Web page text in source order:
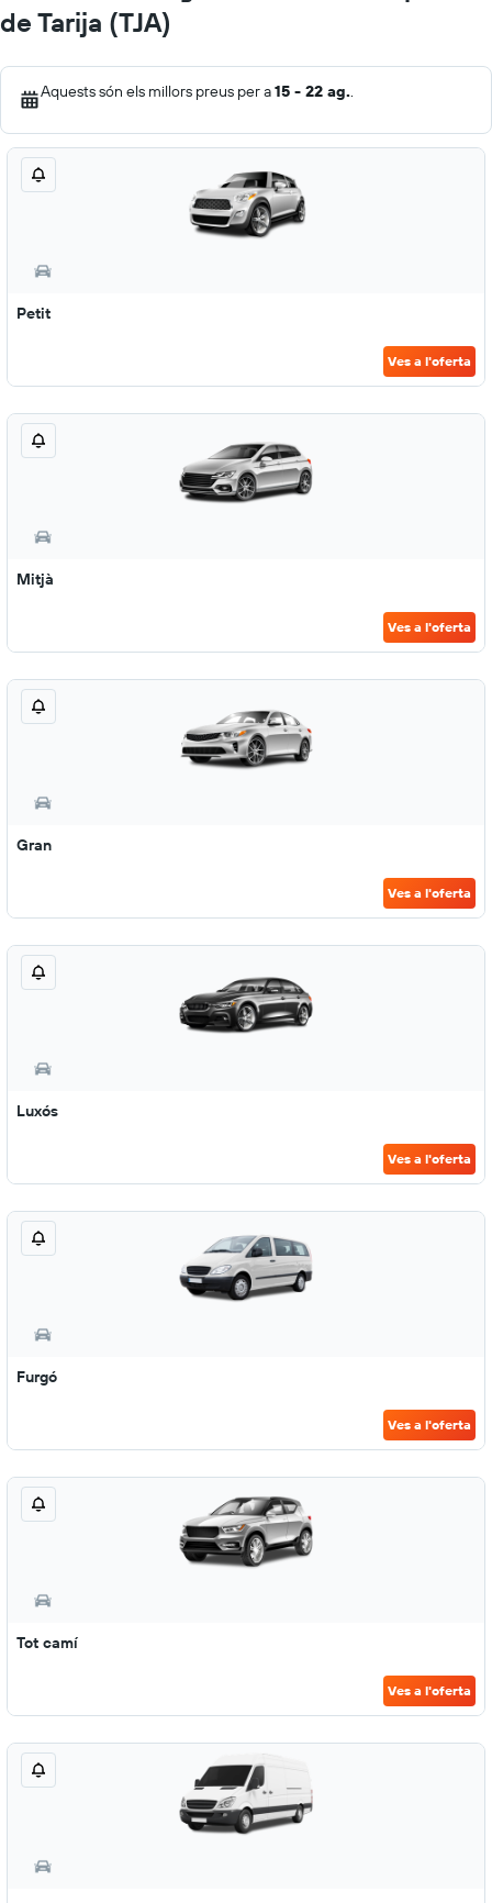
de Tarija (TJA)
Aquests són els millors preus per a15 - 22 ag..
Petit
Ves a l'oferta
Mitjà
Ves a l'oferta
Gran
Ves a l'oferta
Luxós
Ves a l'oferta
Furgó
Ves a l'oferta
Tot camí
Ves a l'oferta